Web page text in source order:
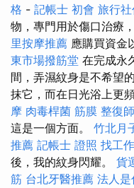
格 - 記帳士 初會 旅行
物，專門用於傷口治療
里按摩推薦 應購買資金
東市場撥筋堂 在完成永
間，弄濕紋身是不希望
抹它，而在日光浴上更
摩 肉毒桿菌 筋膜 整復師
這是一個方面。 竹北月
推薦 記帳士 證照 找工作
後，我的紋身閃耀。 貨
筋 台北牙醫推薦 法人是